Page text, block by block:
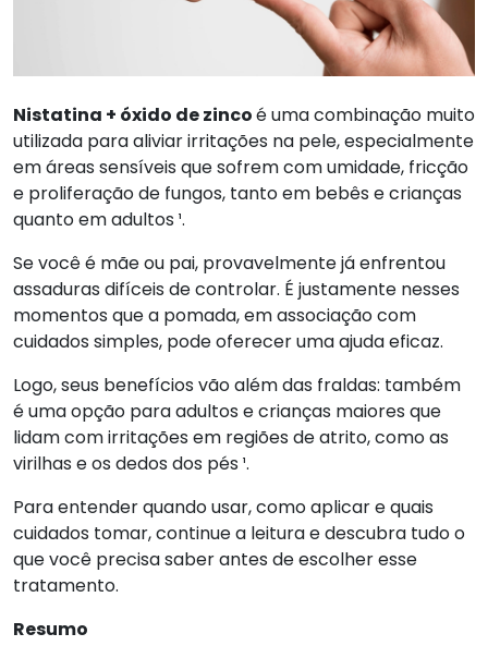
Nistatina + óxido de zincoé uma combinação muito
utilizada para aliviar irritações na pele, especialmente
em áreas sensíveis que sofrem com umidade, fricção
e proliferação de fungos, tanto em bebês e crianças
quanto em adultos ¹.
Se você é mãe ou pai, provavelmente já enfrentou
assaduras difíceis de controlar. É justamente nesses
momentos que a pomada, em associação com
cuidados simples, pode oferecer uma ajuda eficaz.
Logo, seus benefícios vão além das fraldas: também
é uma opção para adultos e crianças maiores que
lidam com irritações em regiões de atrito, como as
virilhas e os dedos dos pés ¹.
Para entender quando usar, como aplicar e quais
cuidados tomar, continue a leitura e descubra tudo o
que você precisa saber antes de escolher esse
tratamento.
Resumo